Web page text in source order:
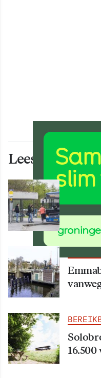
Lees ook deze
Vanaf
meer